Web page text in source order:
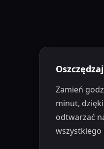
Zamień
minut,
odtwarzać
wszystkiego